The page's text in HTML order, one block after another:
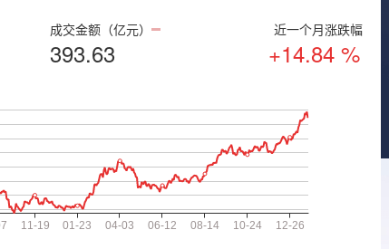
成交金额（亿元）
393.63
近一个月涨跌幅
+14.84 %